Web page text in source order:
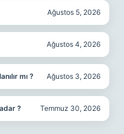
Ağustos 5, 2026
Ağustos 4, 2026
mı ? Ağustos 3, 2026
? Temmuz 30, 2026